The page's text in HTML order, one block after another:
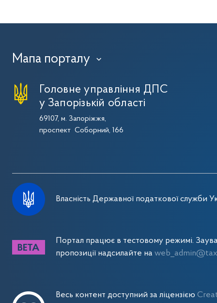
Мапа порталу ›
Головне управління ДПС
у Запорізькій області
69107, м. Запоріжжя,
проспект Соборний, 166
Власність Державної податкової служби
Портал працює в тестовому режимі.
пропозиції надсилайте на
Весь контент доступний за ліцензією